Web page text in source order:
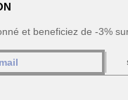
et beneficiez de -3%